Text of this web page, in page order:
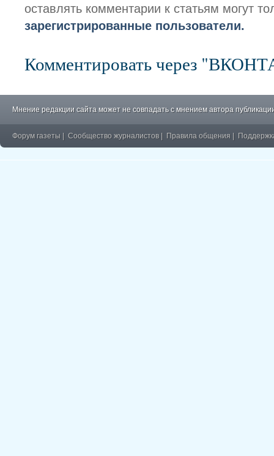
оставлять комментарии к статьям могут
зарегистрированные пользователи.
Комментировать через
Мнение редакции сайта может не совпадать с мнением автора
Форум газеты Сообщество журналистов Правила общения
�